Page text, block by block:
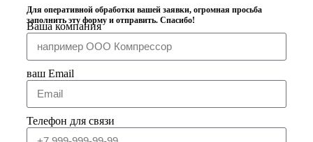
Для оперативной обработки вашей заявки, огромная просьба
заполнить эту форму и отправить. Спасибо!
Ваша компания
ваш Email
Телефон для связи